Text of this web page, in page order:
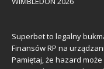
Superbet to legalny
Finansów RP na
Pamiętaj, że hazard